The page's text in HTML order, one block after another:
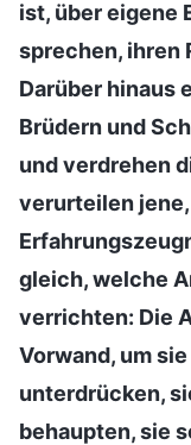
ist, über eigene
sprechen, ihren
Darüber hinaus
Brüdern und
und verdrehen
verurteilen
gleich, welche
verrichten: Die
Vorwand, um
unterdrücken,
behaupten, sie